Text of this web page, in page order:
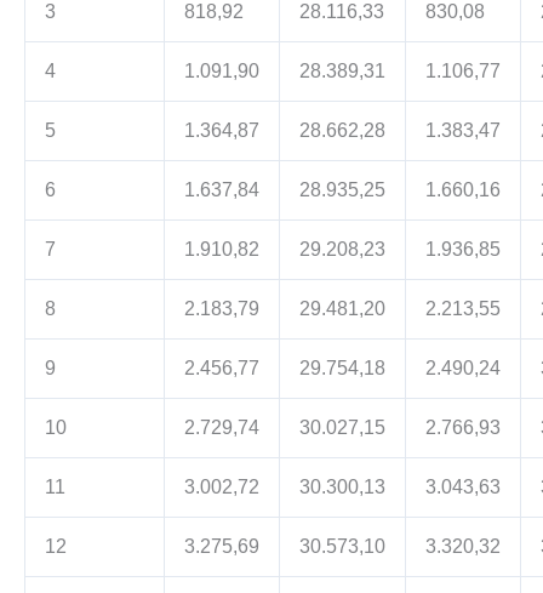
3 818,92 28.116,33 830,08
4 1.091,90 28.389,31 1.106,77
5 1.364,87 28.662,28 1.383,47
6 1.637,84 28.935,25 1.660,16
7 1.910,82 29.208,23 1.936,85
8 2.183,79 29.481,20 2.213,55
9 2.456,77 29.754,18 2.490,24
10 2.729,74 30.027,15 2.766,93
11 3.002,72 30.300,13 3.043,63
12 3.275,69 30.573,10 3.320,32